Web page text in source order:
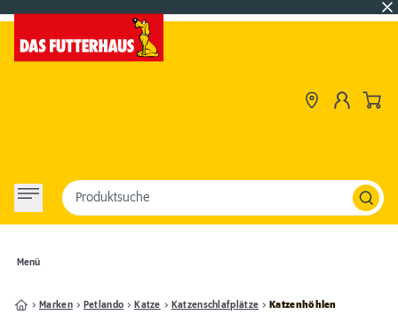
Menü
Produktsuche
Marken Petlando Katze Katzenschlafplätze Katzenhöhlen